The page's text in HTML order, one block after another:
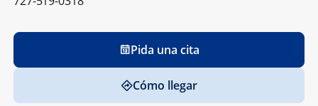
Pida una cita
Cómo llegar